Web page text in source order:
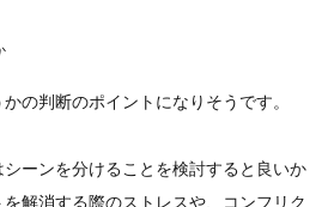
の判断のポイントになりそうです。
ーンを分けることを検討すると良いか
解消する際のストレスや、コンフリク